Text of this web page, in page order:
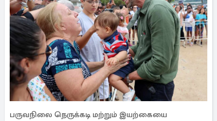
பருவநிலை நெருக்கடி மற்றும் இயற்கையை